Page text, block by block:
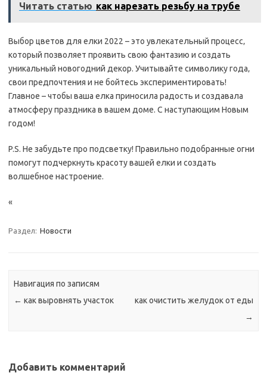
Читать статью как нарезать резьбу на трубе
Выбор цветов для елки 2022 – это увлекательный процесс‚
который позволяет проявить свою фантазию и создать
уникальный новогодний декор. Учитывайте символику года‚
свои предпочтения и не бойтесь экспериментировать!
Главное – чтобы ваша елка приносила радость и создавала
атмосферу праздника в вашем доме. С наступающим Новым
годом!
P.S. Не забудьте про подсветку! Правильно подобранные огни
помогут подчеркнуть красоту вашей елки и создать
волшебное настроение.
«
Раздел: Новости
Навигация по записям
← как выровнять участок
как очистить желудок от еды
→
Добавить комментарий